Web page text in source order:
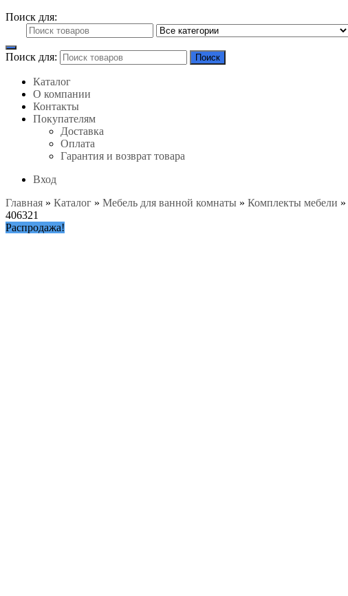
Поиск для:
Поиск для: Поиск
Каталог
О компании
Контакты
Покупателям
Доставка
Оплата
Гарантия и возврат товара
Вход
Главная » Каталог » Мебель для ванной комнаты » Комплекты мебели »
406321
Распродажа!